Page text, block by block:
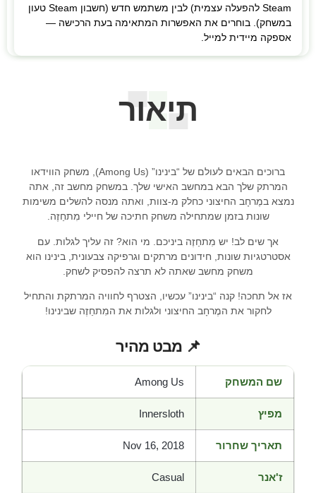
Steam להפעלה עצמית) לבין משתמש חדש (חשבון Steam טעון
במשחק). בוחרים את האפשרות המתאימה בעת הרכישה —
אספקה מיידית למייל.
תיאור
ברוכים הבאים לעולם של “בינינו” (Among Us), משחק הווידאו
המרתק שלך הבא במחשב האישי שלך. במשחק מחשב זה, אתה
נמצא במֶרחָב החיצוני כחלק מ-צוות, ואתה מנסה להשלים משימות
שונות בזמן שמתחילה משחק חתיכה של חיילי מִתחַזֶה.
אך שים לב! יש מִתחַזֶה ביניכם. מי הוא? זה עליך לגלות. עם
אסטרטגיות שונות, חידונים מרתקים וגרפיקה צבעונית, בינינו הוא
משחק מחשב שאתה לא תרצה להפסיק לשחק.
אז אל תחכה! קנה “בינינו” עכשיו, הצטרף לחוויה המרתקת והתחיל
לחקור את המֶרחָב החיצוני ולגלות את המִתחַזֶה שבינינו!
📌 מבט מהיר
שם המשחק Among Us
מפיץ Innersloth
תאריך שחרור Nov 16, 2018
ז'אנר Casual